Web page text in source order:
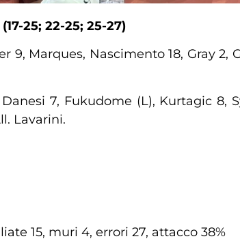
(17-25; 22-25; 25-27)
9, Marques, Nascimento 18, Gray 2,
7, Fukudome (L), Kurtagic 8,
Lavarini.
15, muri 4, errori 27, attacco 38%